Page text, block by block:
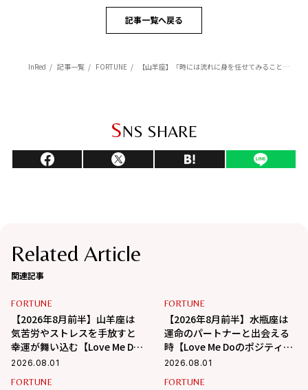
記事一覧へ戻る
InRed 記事一覧 FORTUNE 【山羊座】「時には流れに身を任せてみることも大切」杉浦エイトの幸運を呼ぶ12星座占い（4/7～5/6）
SNS SHARE
Related Article
関連記事
FORTUNE
【2026年8月前半】山羊座は
気苦労やストレスを手放すと
幸運が舞い込む【Love Me Do
のポジティブ星座占い】
2026.08.01
FORTUNE
【2026年8月前半】水瓶座は
運命のパートナーと出会える
時【Love Me Doのポジティブ
星座占い】
2026.08.01
FORTUNE
FORTUNE